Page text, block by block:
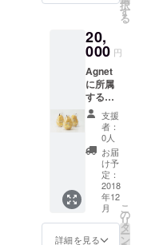
2kg（5
を送付
いたし
ます。
また会
場内に
個人ま
たは企
業名を
掲示し
た花輪
を置か
せて頂
きま
す。 更
に会場
からお
帰りの
択
す
る
20,
000 円
Agnet
に所属
する農
家が栽
培した
ル レク
チエ
2kg×2
箱（5〜
6玉）と
お礼状
を送付
いたし
ます。
支援
者：
0人
お届
け予
定：
2018
年12
月
詳細を見る
こ
の
リ
タ
ー
ン